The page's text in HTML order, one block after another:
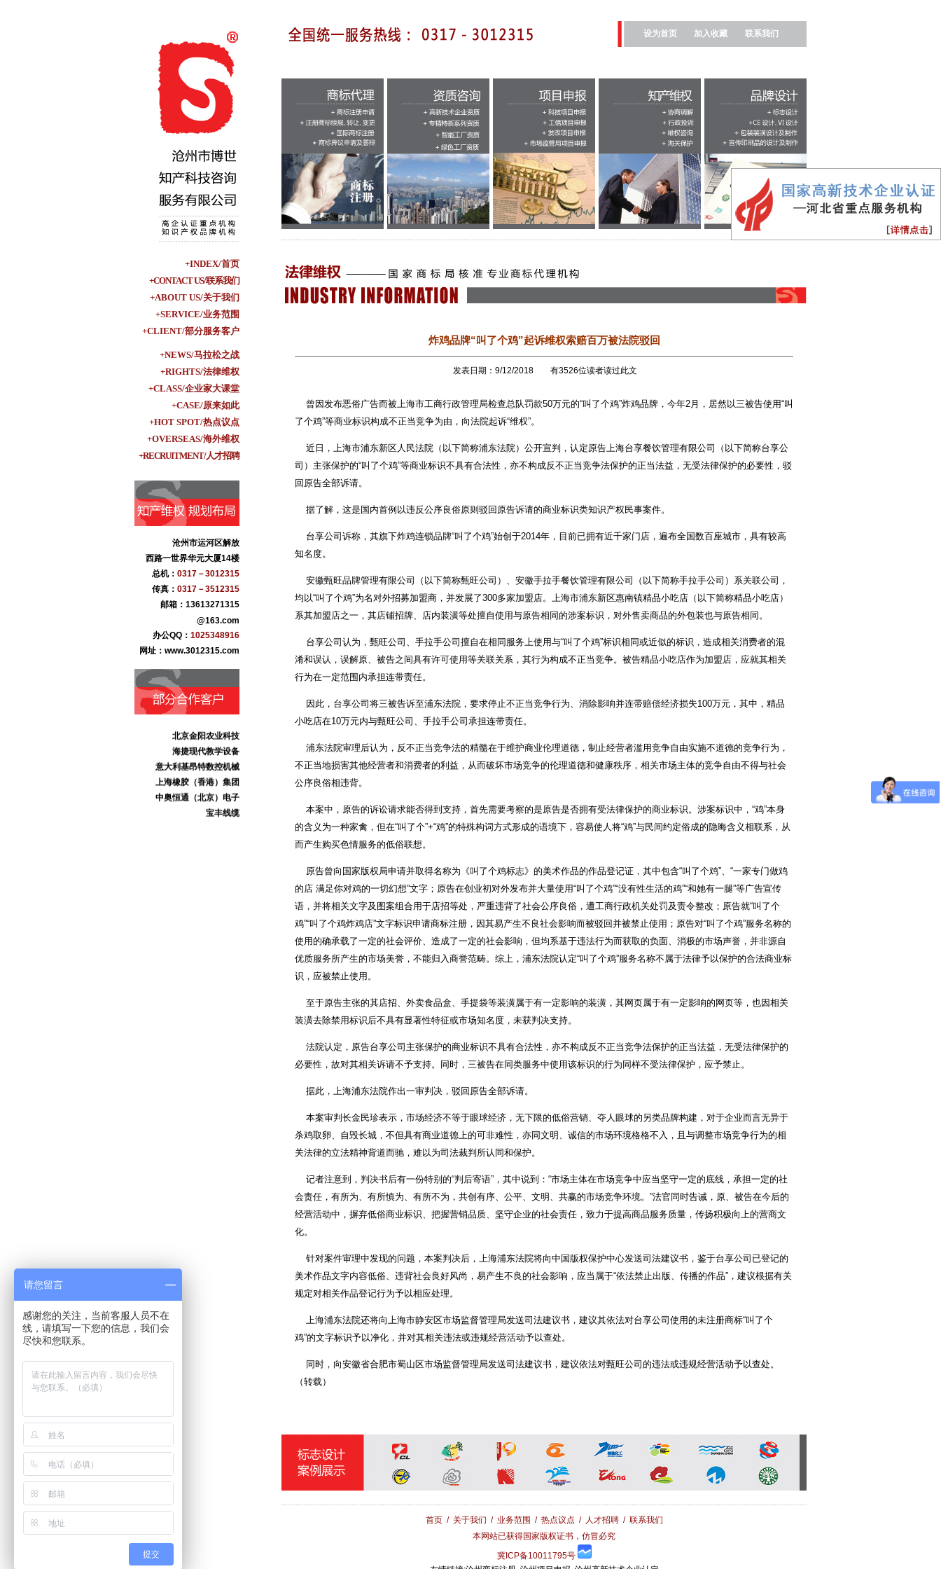
+INDEX/首页
+CONTACT US/联系我们
+ABOUT US/关于我们
+SERVICE/业务范围
+CLIENT/部分服务客户
+NEWS/马拉松之战
+RIGHTS/法律维权
+CLASS/企业家大课堂
+CASE/原来如此
+HOT SPOT/热点议点
+OVERSEAS/海外维权
+RECRUITMENT/人才招聘
沧州市运河区解放
西路一世界华元大厦14楼
总机： 0317－3012315
传真： 0317－3512315
邮箱：13613271315
@163.com
办公QQ： 1025348916
网址：www.3012315.com
盐百商贸集团
青县华业古典家具
沧州纪大烟袋枣业
黄骅市果美生态食品
河北康泰药业
河北肃昂裘革
任丘市万宝铝业
任丘市金鑫链轮厂
献县本斋宏达铸造
沧州市三庆日用化妆品
志诚化工
海捷现代教学设备
意大利基昂特数控机械
上海橡胶（香港）集团
中奥恒通（北京）电子
宝丰线缆
设为首页 加入收藏 联系我们
炸鸡品牌“叫了个鸡”起诉维权索赔百万被法院驳回
发表日期：9/12/2018 有3526位读者读过此文
曾因发布恶俗广告而被上海市工商行政管理局检查总队罚款50万元的“叫了个鸡”炸鸡品牌，今年2月，居然以三被告使用“叫
了个鸡”等商业标识构成不正当竞争为由，向法院起诉“维权”。
近日，上海市浦东新区人民法院（以下简称浦东法院）公开宣判，认定原告上海台享餐饮管理有限公司（以下简称台享公
司）主张保护的“叫了个鸡”等商业标识不具有合法性，亦不构成反不正当竞争法保护的正当法益，无受法律保护的必要性，驳
回原告全部诉请。
据了解，这是国内首例以违反公序良俗原则驳回原告诉请的商业标识类知识产权民事案件。
台享公司诉称，其旗下炸鸡连锁品牌“叫了个鸡”始创于2014年，目前已拥有近千家门店，遍布全国数百座城市，具有较高
知名度。
安徽甄旺品牌管理有限公司（以下简称甄旺公司）、安徽手拉手餐饮管理有限公司（以下简称手拉手公司）系关联公司，
均以“叫了个鸡”为名对外招募加盟商，并发展了300多家加盟店。上海市浦东新区惠南镇精品小吃店（以下简称精品小吃店）
系其加盟店之一，其店铺招牌、店内装潢等处擅自使用与原告相同的涉案标识，对外售卖商品的外包装也与原告相同。
台享公司认为，甄旺公司、手拉手公司擅自在相同服务上使用与“叫了个鸡”标识相同或近似的标识，造成相关消费者的混
淆和误认，误解原、被告之间具有许可使用等关联关系，其行为构成不正当竞争。被告精品小吃店作为加盟店，应就其相关
行为在一定范围内承担连带责任。
因此，台享公司将三被告诉至浦东法院，要求停止不正当竞争行为、消除影响并连带赔偿经济损失100万元，其中，精品
小吃店在10万元内与甄旺公司、手拉手公司承担连带责任。
浦东法院审理后认为，反不正当竞争法的精髓在于维护商业伦理道德，制止经营者滥用竞争自由实施不道德的竞争行为，
不正当地损害其他经营者和消费者的利益，从而破坏市场竞争的伦理道德和健康秩序，相关市场主体的竞争自由不得与社会
公序良俗相违背。
本案中，原告的诉讼请求能否得到支持，首先需要考察的是原告是否拥有受法律保护的商业标识。涉案标识中，“鸡”本身
的含义为一种家禽，但在“叫了个”+“鸡”的特殊构词方式形成的语境下，容易使人将“鸡”与民间约定俗成的隐晦含义相联系，从
而产生购买色情服务的低俗联想。
原告曾向国家版权局申请并取得名称为《叫了个鸡标志》的美术作品的作品登记证，其中包含“叫了个鸡”、“一家专门做鸡
的店 满足你对鸡的一切幻想”文字；原告在创业初对外发布并大量使用“叫了个鸡”“没有性生活的鸡”“和她有一腿”等广告宣传
语，并将相关文字及图案组合用于店招等处，严重违背了社会公序良俗，遭工商行政机关处罚及责令整改；原告就“叫了个
鸡”“叫了个鸡炸鸡店”文字标识申请商标注册，因其易产生不良社会影响而被驳回并被禁止使用；原告对“叫了个鸡”服务名称的
使用的确承载了一定的社会评价、造成了一定的社会影响，但均系基于违法行为而获取的负面、消极的市场声誉，并非源自
优质服务所产生的市场美誉，不能归入商誉范畴。综上，浦东法院认定“叫了个鸡”服务名称不属于法律予以保护的合法商业标
识，应被禁止使用。
至于原告主张的其店招、外卖食品盒、手提袋等装潢属于有一定影响的装潢，其网页属于有一定影响的网页等，也因相关
装潢去除禁用标识后不具有显著性特征或市场知名度，未获判决支持。
法院认定，原告台享公司主张保护的商业标识不具有合法性，亦不构成反不正当竞争法保护的正当法益，无受法律保护的
必要性，故对其相关诉请不予支持。同时，三被告在同类服务中使用该标识的行为同样不受法律保护，应予禁止。
据此，上海浦东法院作出一审判决，驳回原告全部诉请。
本案审判长金民珍表示，市场经济不等于眼球经济，无下限的低俗营销、夺人眼球的另类品牌构建，对于企业而言无异于
杀鸡取卵、自毁长城，不但具有商业道德上的可非难性，亦同文明、诚信的市场环境格格不入，且与调整市场竞争行为的相
关法律的立法精神背道而驰，难以为司法裁判所认同和保护。
记者注意到，判决书后有一份特别的“判后寄语”，其中说到：“市场主体在市场竞争中应当坚守一定的底线，承担一定的社
会责任，有所为、有所慎为、有所不为，共创有序、公平、文明、共赢的市场竞争环境。”法官同时告诫，原、被告在今后的
经营活动中，摒弃低俗商业标识、把握营销品质、坚守企业的社会责任，致力于提高商品服务质量，传扬积极向上的营商文
化。
针对案件审理中发现的问题，本案判决后，上海浦东法院将向中国版权保护中心发送司法建议书，鉴于台享公司已登记的
美术作品文字内容低俗、违背社会良好风尚，易产生不良的社会影响，应当属于“依法禁止出版、传播的作品”，建议根据有关
规定对相关作品登记行为予以相应处理。
上海浦东法院还将向上海市静安区市场监督管理局发送司法建议书，建议其依法对台享公司使用的未注册商标“叫了个
鸡”的文字标识予以净化，并对其相关违法或违规经营活动予以查处。
同时，向安徽省合肥市蜀山区市场监督管理局发送司法建议书，建议依法对甄旺公司的违法或违规经营活动予以查处。
（转载）
首页/ 关于我们 / 业务范围 / 热点议点 / 人才招聘/ 联系我们
本网站已获得国家版权证书，仿冒必究
冀ICP备10011795号
请您留言
感谢您的关注，当前客服人员不在
线，请填写一下您的信息，我们会
尽快和您联系。
提交